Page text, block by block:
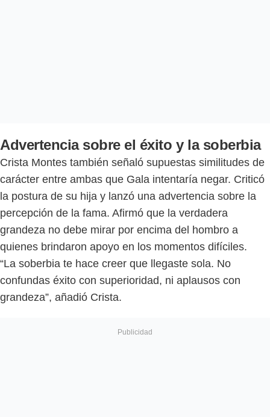
Advertencia sobre el éxito y la soberbia
Crista Montes también señaló supuestas similitudes de
carácter entre ambas que Gala intentaría negar. Criticó
la postura de su hija y lanzó una advertencia sobre la
percepción de la fama. Afirmó que la verdadera
grandeza no debe mirar por encima del hombro a
quienes brindaron apoyo en los momentos difíciles.
“La soberbia te hace creer que llegaste sola. No
confundas éxito con superioridad, ni aplausos con
grandeza”, añadió Crista.